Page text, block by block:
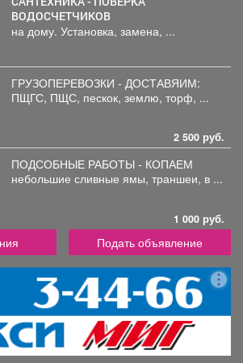
ВОДОСЧЕТЧИКОВ
на дому. Установка, замена, ...
ГРУЗОПЕРЕВОЗКИ - ДОСТАВЯИМ:
ПЩГС, ПЩС, пескок, землю, торф, ...
2 500 руб.
ПОДСОБНЫЕ РАБОТЫ - КОПАЕМ
небольшие сливные ямы, траншеи, в ...
1 000 руб.
Подать объявление